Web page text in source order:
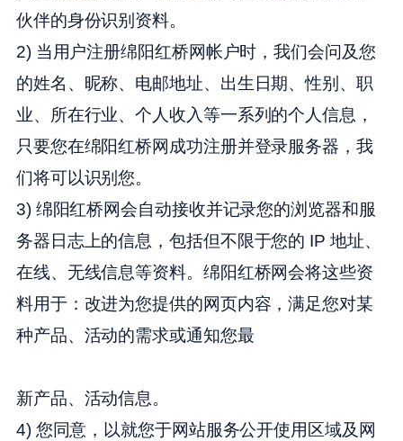
伙伴的身份识别资料。
2) 当用户注册绵阳红桥网帐户时，我们会问及您
的姓名、昵称、电邮地址、出生日期、性别、职
业、所在行业、个人收入等一系列的个人信息，
只要您在绵阳红桥网成功注册并登录服务器，我
们将可以识别您。
3) 绵阳红桥网会自动接收并记录您的浏览器和服
务器日志上的信息，包括但不限于您的 IP 地址、
在线、无线信息等资料。绵阳红桥网会将这些资
料用于：改进为您提供的网页内容，满足您对某
种产品、活动的需求或通知您最
新产品、活动信息。
4) 您同意，以就您于网站服务公开使用区域及网